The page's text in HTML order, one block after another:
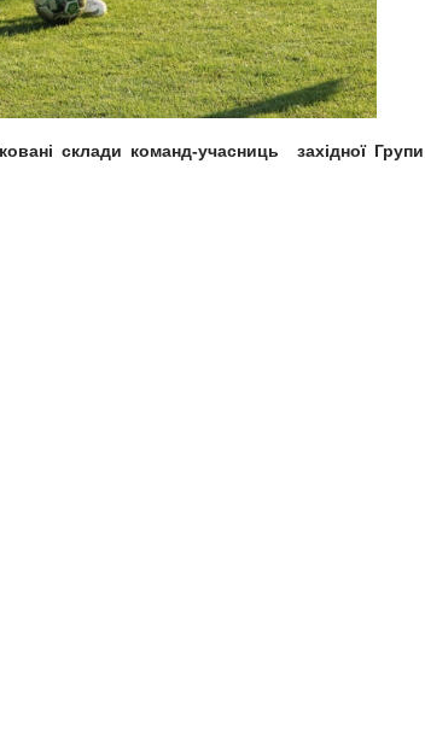
склади команд-учасниць західної Групи